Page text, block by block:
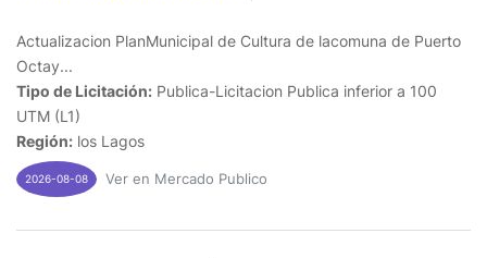
Actualizacion PlanMunicipal de Cultura de lacomuna de Puerto
Octay...
Tipo de Licitación: Publica-Licitacion Publica inferior a 100
UTM (L1)
Región: los Lagos
2026-08-08 Ver en Mercado Publico